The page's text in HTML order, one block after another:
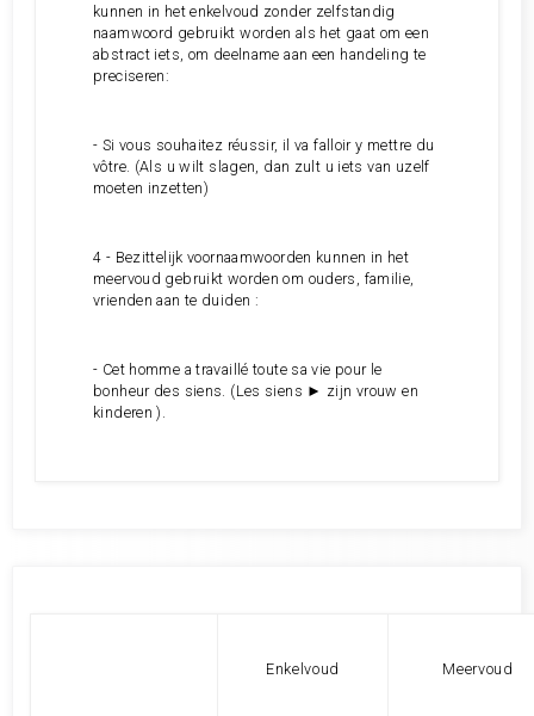
kunnen in het enkelvoud zonder zelfstandig
naamwoord gebruikt worden als het gaat om een
abstract iets, om deelname aan een handeling te
preciseren:
- Si vous souhaitez réussir, il va falloir y mettre du
vôtre. (Als u wilt slagen, dan zult u iets van uzelf
moeten inzetten)
4 - Bezittelijk voornaamwoorden kunnen in het
meervoud gebruikt worden om ouders, familie,
vrienden aan te duiden :
- Cet homme a travaillé toute sa vie pour le
bonheur des siens. (Les siens ► zijn vrouw en
kinderen ).
Enkelvoud Meervoud